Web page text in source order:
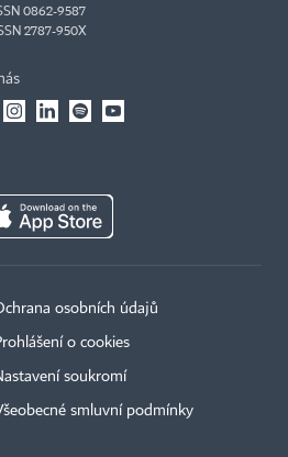
0862-9587
2787-950X
osobních údajů
o cookies
soukromí
smluvní podmínky